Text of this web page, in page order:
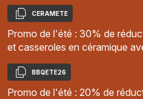
Copier
CERAMETE
Promo de l'été : 30% de
et casseroles en céramique
Copier
BBQETE26
Promo de l'été : 20% de